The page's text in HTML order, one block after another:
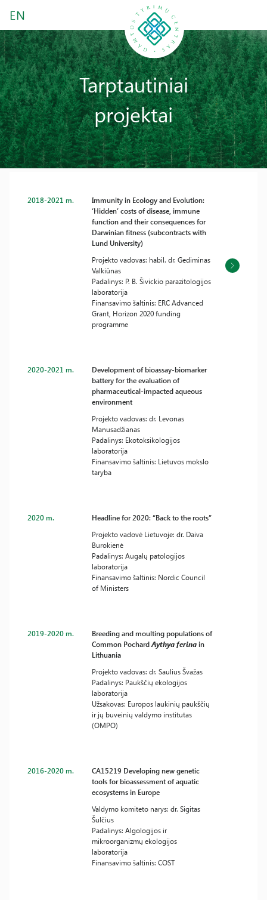
EN
Tarptautiniai
projektai
2018-2021 m.
Immunity in Ecology and Evolution:
‘Hidden’ costs of disease, immune
function and their consequences for
Darwinian fitness (subcontracts with
Lund University)
Projekto vadovas: habil. dr. Gediminas
Valkiūnas
Padalinys: P. B. Šivickio parazitologijos
laboratorija
Finansavimo šaltinis: ERC Advanced
Grant, Horizon 2020 funding
programme
2020-2021 m.
Development of bioassay-biomarker
battery for the evaluation of
pharmaceutical-impacted aqueous
environment
Projekto vadovas: dr. Levonas
Manusadžianas
Padalinys: Ekotoksikologijos
laboratorija
Finansavimo šaltinis: Lietuvos mokslo
taryba
2020 m.
Headline for 2020: “Back to the roots”
Projekto vadovė Lietuvoje: dr. Daiva
Burokienė
Padalinys: Augalų patologijos
laboratorija
Finansavimo šaltinis: Nordic Council
of Ministers
2019-2020 m.
Breeding and moulting populations of
Common PochardAythya ferinain
Lithuania
Projekto vadovas: dr. Saulius Švažas
Padalinys: Paukščių ekologijos
laboratorija
Užsakovas: Europos laukinių paukščių
ir jų buveinių valdymo institutas
(OMPO)
2016-2020 m.
CA15219 Developing new genetic
tools for bioassessment of aquatic
ecosystems in Europe
Valdymo komiteto narys: dr. Sigitas
Šulčius
Padalinys: Algologijos ir
mikroorganizmų ekologijos
laboratorija
Finansavimo šaltinis: COST